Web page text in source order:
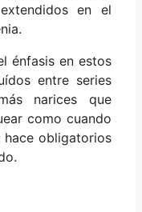
en el
énfasis en estos
entre series
narices que
como cuando
obligatorios